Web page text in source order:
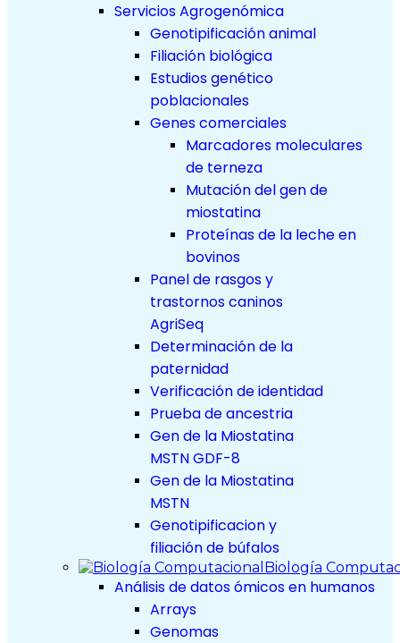
Servicios Agrogenómica
Genotipificación animal
Filiación biológica
Estudios genético
poblacionales
Genes comerciales
Marcadores moleculares
de terneza
Mutación del gen de
miostatina
Proteínas de la leche en
bovinos
Panel de rasgos y
trastornos caninos
AgriSeq
Determinación de la
paternidad
Verificación de identidad
Prueba de ancestria
Gen de la Miostatina
MSTN GDF-8
Gen de la Miostatina
MSTN
Genotipificacion y
filiación de búfalos
Biología
Análisis de datos ómicos en humanos
Arrays
Genomas